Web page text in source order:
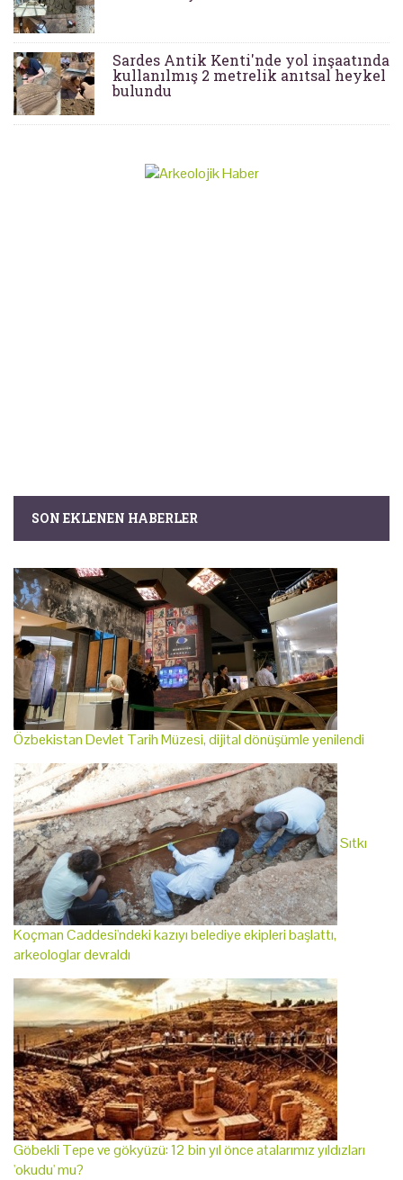
Sardes Antik Kenti'nde yol inşaatında
kullanılmış 2 metrelik anıtsal heykel
bulundu
SON EKLENEN HABERLER
Özbekistan Devlet Tarih Müzesi, dijital dönüşümle yenilendi
Sıtkı
Koçman Caddesi'ndeki kazıyı belediye ekipleri başlattı,
arkeologlar devraldı
Göbekli Tepe ve gökyüzü: 12 bin yıl önce atalarımız yıldızları
'okudu' mu?